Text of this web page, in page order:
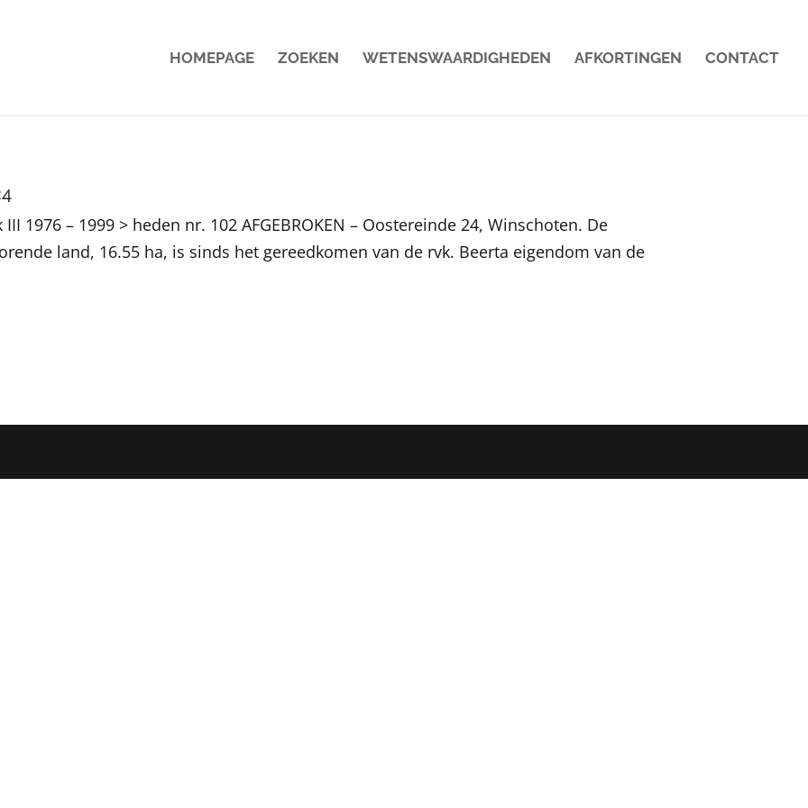
HOMEPAGE ZOEKEN WETENSWAARDIGHEDEN AFKORTINGEN CONTACT
1976 – 1999 > heden nr. 102 AFGEBROKEN – Oostereinde 24, Winschoten. De
land, 16.55 ha, is sinds het gereedkomen van de rvk. Beerta eigendom van de